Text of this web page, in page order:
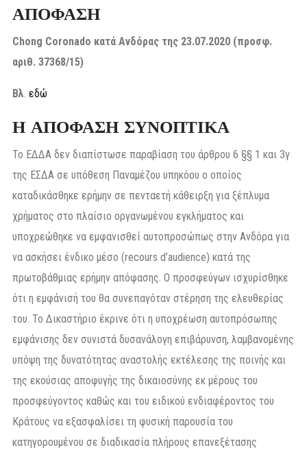
ΑΠΟΦΑΣΗ
Chong Coronado κατά Ανδόρας της 23.07.2020 (προσφ.
αριθ. 37368/15)
Βλ εδώ
Η ΑΠΟΦΑΣΗ ΣΥΝΟΠΤΙΚΑ
Το ΕΔΔΑ δεν διαπίστωσε παραβίαση του άρθρου 6 §§ 1 και 3γ
της ΕΣΔΑ σε υπόθεση Παναμέζου υπηκόου ο οποίος
καταδικάσθηκε ερήμην σε πενταετή κάθειρξη για ξέπλυμα
χρήματος στο πλαίσιο οργανωμένου εγκλήματος και
υποχρεώθηκε να εμφανισθεί αυτοπροσώπως στην Ανδόρα για
να ασκήσει ένδικο μέσο (recours d’audience) κατά της
πρωτοβάθμιας ερήμην απόφασης. Ο προσφεύγων ισχυρίσθηκε
ότι η εμφάνισή του θα συνεπαγόταν στέρηση της ελευθερίας
του. Το Δικαστήριο έκρινε ότι η υποχρέωση αυτοπρόσωπης
εμφάνισης δεν συνιστά δυσανάλογη επιβάρυνση, λαμβανομένης
υπόψη της δυνατότητας αναστολής εκτέλεσης της ποινής και
της εκούσιας αποφυγής της δικαιοσύνης εκ μέρους του
προσφεύγοντος καθώς και του ειδικού ενδιαφέροντος του
Κράτους να εξασφαλίσει τη φυσική παρουσία του
κατηγορουμένου σε διαδικασία πλήρους επανεξέτασης